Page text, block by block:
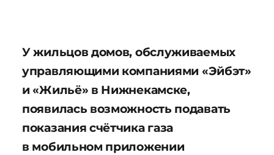
У жильцов домов, обслуживаемых
управляющими компаниями «Эйбэт»
и «Жильё» в Нижнекамске,
появилась возможность подавать
показания счётчика газа
в мобильном приложении